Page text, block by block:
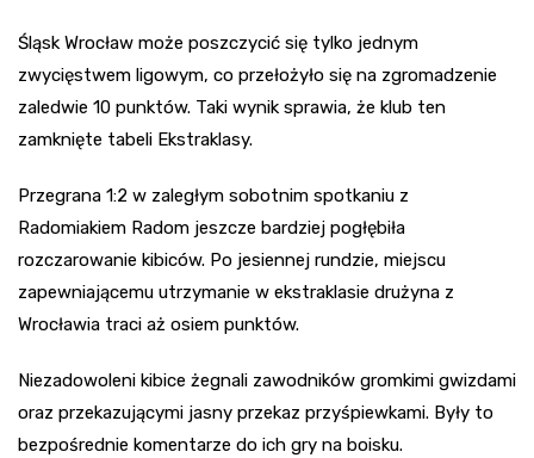
Śląsk Wrocław może poszczycić się tylko jednym
zwycięstwem ligowym, co przełożyło się na zgromadzenie
zaledwie 10 punktów. Taki wynik sprawia, że klub ten
zamknięte tabeli Ekstraklasy.
Przegrana 1:2 w zaległym sobotnim spotkaniu z
Radomiakiem Radom jeszcze bardziej pogłębiła
rozczarowanie kibiców. Po jesiennej rundzie, miejscu
zapewniającemu utrzymanie w ekstraklasie drużyna z
Wrocławia traci aż osiem punktów.
Niezadowoleni kibice żegnali zawodników gromkimi gwizdami
oraz przekazującymi jasny przekaz przyśpiewkami. Były to
bezpośrednie komentarze do ich gry na boisku.